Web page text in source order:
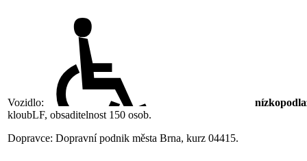
Vozidlo:
kloubLF, obsaditelnost 150 osob.
Dopravce: Dopravní podnik města Brna, kurz 04415.